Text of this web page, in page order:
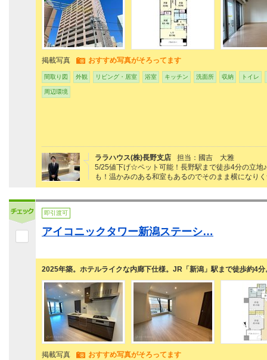
掲載写真 おすすめ写真がそろってます
間取り図 外観 リビング・居室 浴室 キッチン 洗面所 収納 トイレ
周辺環境
ララハウス(株)長野支店
担当：國吉 大雅
5/25値下げ☆ペット可能！長野駅まで徒歩4分の立
も！温かみのある和室もあるのでそのまま横になり
即引渡可
アイコニックタワー新潟ステーシ…
2025年築。ホテルライクな内廊下仕様。JR「新潟」駅まで徒歩約4分
掲載写真 おすすめ写真がそろってます